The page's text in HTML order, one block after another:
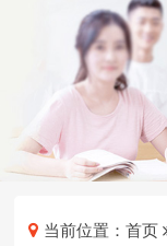
当前位置：首页